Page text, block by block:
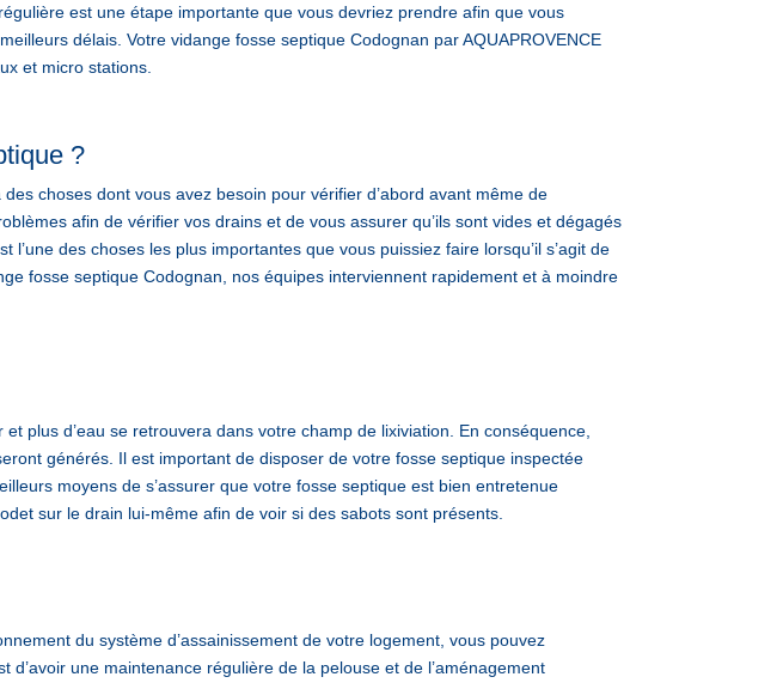
est une étape importante que vous devriez prendre afin que vous
délais. Votre vidange fosse septique Codognan par AQUAPROVENCE
et micro stations.
?
choses dont vous avez besoin pour vérifier d’abord avant même de
afin de vérifier vos drains et de vous assurer qu’ils sont vides et dégagés
des choses les plus importantes que vous puissiez faire lorsqu’il s’agit de
fosse septique Codognan, nos équipes interviennent rapidement et à moindre
plus d’eau se retrouvera dans votre champ de lixiviation. En conséquence,
générés. Il est important de disposer de votre fosse septique inspectée
moyens de s’assurer que votre fosse septique est bien entretenue
sur le drain lui-même afin de voir si des sabots sont présents.
du système d’assainissement de votre logement, vous pouvez
d’avoir une maintenance régulière de la pelouse et de l’aménagement